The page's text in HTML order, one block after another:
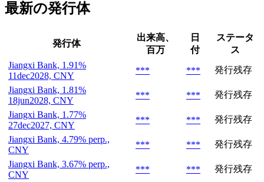
最新の発行体
発行体
出来高、
百万
日
付
ステータ
ス
Jiangxi Bank, 1.91%
11dec2028, CNY
*** ***
発行残存
Jiangxi Bank, 1.81%
18jun2028, CNY
*** ***
発行残存
Jiangxi Bank, 1.77%
27dec2027, CNY
*** ***
発行残存
Jiangxi Bank, 4.79% perp.,
CNY
*** ***
発行残存
Jiangxi Bank, 3.67% perp.,
CNY
*** ***
発行残存